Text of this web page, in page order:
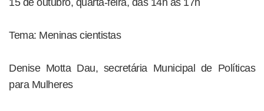
15 de outubro, quarta-feira, das 14h às 17h
Tema: Meninas cientistas
Denise Motta Dau, secretária Municipal de Políticas
para Mulheres